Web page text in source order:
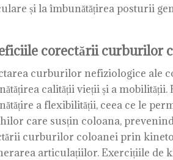
și la îmbunătățirea posturii
corectării curburilor
curburilor nefiziologice ale
calității vieții și a
a flexibilității, ceea ce le
care susțin coloana,
curburilor coloanei prin
articulațiilor. Exercițiile de